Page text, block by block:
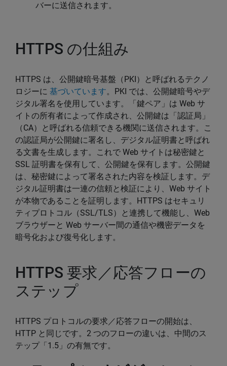
バーに送信されます。
HTTPS の仕組み
HTTPS は、公開鍵暗号基盤（PKI）と呼ばれるテクノ
ロジーに 基づいています。PKI では、公開鍵暗号やデ
ジタル署名を使用しています。「鍵ペア」は Web サ
イトの所有者によって作成され、公開鍵は「認証局」
（CA）と呼ばれる信頼できる機関に送信されます。こ
の認証局が公開鍵に署名し、デジタル証明書と呼ばれ
る文書を生成します。これで Web サイトは秘密鍵と
SSL 証明書を保有して、公開鍵を保有します。公開鍵
は、秘密鍵によって署名された内容を検証します。デ
ジタル証明書は一連の信頼と検証により、Web サイト
が本物であることを証明します。HTTPS はセキュリ
ティプロトコル（SSL/TLS）と連携して機能し、Web
ブラウザーと Web サーバー間の通信や機密データを
暗号化および復号化します。
HTTPS 要求／応答フローの
ステップ
HTTPS プロトコルの要求／応答フローの開始は、
HTTP と同じです。2 つのフローの違いは、中間のス
テップ「1.5」の有無です。